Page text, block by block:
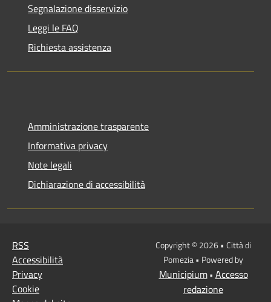
Segnalazione disservizio
Leggi le FAQ
Richiesta assistenza
Amministrazione trasparente
Informativa privacy
Note legali
Dichiarazione di accessibilità
RSS
Accessibilità
Privacy
Cookie
Copyright © 2026 • Città di
Pomezia • Powered by
Municipium• Accesso
redazione